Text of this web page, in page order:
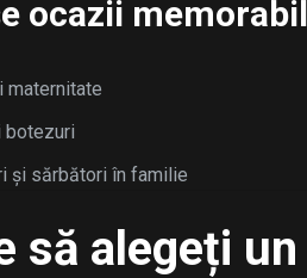
ocazii
maternitate
botezuri
și sărbători în familie
să alegeți